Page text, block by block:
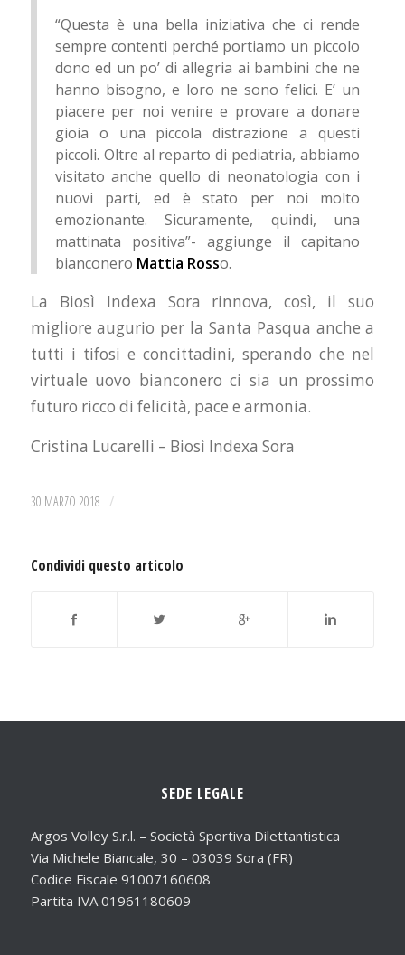
“Questa è una bella iniziativa che ci rende
sempre contenti perché portiamo un piccolo
dono ed un po’ di allegria ai bambini che ne
hanno bisogno, e loro ne sono felici. E’ un
piacere per noi venire e provare a donare
gioia o una piccola distrazione a questi
piccoli. Oltre al reparto di pediatria, abbiamo
visitato anche quello di neonatologia con i
nuovi parti, ed è stato per noi molto
emozionante. Sicuramente, quindi, una
mattinata positiva”- aggiunge il capitano
bianconero Mattia Rosso.
La Biosì Indexa Sora rinnova, così, il suo
migliore augurio per la Santa Pasqua anche a
tutti i tifosi e concittadini, sperando che nel
virtuale uovo bianconero ci sia un prossimo
futuro ricco di felicità, pace e armonia.
Cristina Lucarelli – Biosì Indexa Sora
30 MARZO 2018 /
Condividi questo articolo
SEDE LEGALE
Argos Volley S.r.l. – Società Sportiva Dilettantistica
Via Michele Biancale, 30 – 03039 Sora (FR)
Codice Fiscale 91007160608
Partita IVA 01961180609